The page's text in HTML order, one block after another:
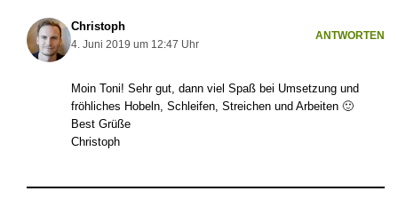
Christoph
4. Juni 2019 um 12:47 Uhr
ANTWORTEN
Moin Toni! Sehr gut, dann viel Spaß bei Umsetzung und
fröhliches Hobeln, Schleifen, Streichen und Arbeiten 🙂
Best Grüße
Christoph